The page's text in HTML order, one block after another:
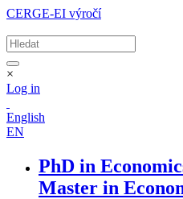
CERGE-EI výročí
×
Log in
English
EN
PhD in
Master in